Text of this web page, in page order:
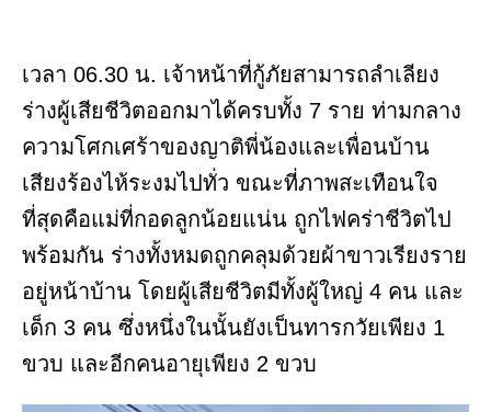
เวลา 06.30 น. เจ้าหน้าที่กู้ภัยสามารถลำเลียง
ร่างผู้เสียชีวิตออกมาได้ครบทั้ง 7 ราย ท่ามกลาง
ความโศกเศร้าของญาติพี่น้องและเพื่อนบ้าน
เสียงร้องไห้ระงมไปทั่ว ขณะที่ภาพสะเทือนใจ
ที่สุดคือแม่ที่กอดลูกน้อยแน่น ถูกไฟคร่าชีวิตไป
พร้อมกัน ร่างทั้งหมดถูกคลุมด้วยผ้าขาวเรียงราย
อยู่หน้าบ้าน โดยผู้เสียชีวิตมีทั้งผู้ใหญ่ 4 คน และ
เด็ก 3 คน ซึ่งหนึ่งในนั้นยังเป็นทารกวัยเพียง 1
ขวบ และอีกคนอายุเพียง 2 ขวบ